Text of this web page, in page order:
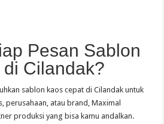
Pesan Sablon
Cilandak?
sablon kaos cepat di Cilandak untuk
perusahaan, atau brand, Maximal
produksi yang bisa kamu andalkan.